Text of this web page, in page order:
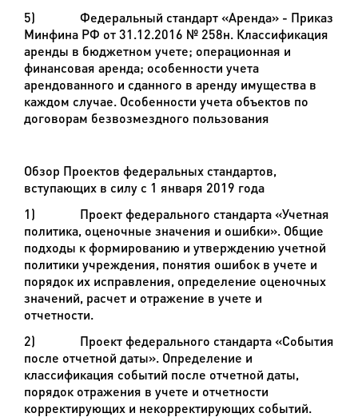
5)
Федеральный стандарт «Аренда» - Приказ
Минфина РФ от 31.12.2016 № 258н. Классификация
аренды в бюджетном учете; операционная и
финансовая аренда; особенности учета
арендованного и сданного в аренду имущества в
каждом случае. Особенности учета объектов по
договорам безвозмездного пользования
Обзор Проектов федеральных стандартов,
вступающих в силу с 1 января 2019 года
1)
Проект федерального стандарта «Учетная
политика, оценочные значения и ошибки». Общие
подходы к формированию и утверждению учетной
политики учреждения, понятия ошибок в учете и
порядок их исправления, определение оценочных
значений, расчет и отражение в учете и
отчетности.
2)
Проект федерального стандарта «События
после отчетной даты». Определение и
классификация событий после отчетной даты,
порядок отражения в учете и отчетности
корректирующих и некорректирующих событий.